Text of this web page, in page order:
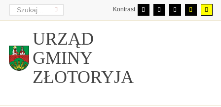
Kontrast
URZĄD
GMINY
ZŁOTORYJA